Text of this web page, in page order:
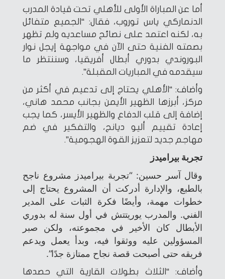
أما عن المباراة الأولى للأهلي تحت قيادة المدرب
الدنماركي ياس توروب، فقال: “الجميع متفائل
به، لكنه اعتمد على نصائح مساعديه ولم تظهر
بصمته الفنية حتى الآن في مواجهة إيجل نوار
البوروندي بدوري أبطال أفريقيا، وسننتظر ما
سيقدمه في المباريات المقبلة”.
وأضاف: “الأهلي يحتاج إلى تدعيم في أكثر من
مركز، أبرزها الظهير الأيمن بجانب محمد هاني،
إضافة إلى قلب الدفاع والظهير الأيسر، كما يجب
إعادة تقييم أليو ديانج، والتفكير في ضم
مهاجم جديد لتعزيز القوة الهجومية”.
تجربة بيراميدز
وقال آسر حسين: “تجربة بيراميدز مشروع ناجح
بالطبع، والإدارة أدركت أن المشروع يحتاج إلى
خطوات مهمة، وأيضًا فكرة الثبات على المدير
الفني. والمدرب يوريتتش في أول سنة له بدوري
الأبطال كان الأخير في مجموعته، ولكن صبر
المسؤولين عليه ووثقوا فيه، وبدأ يعمل ويدعم
فريقه حتى أصبحت قصة نجاح ممتازة جدًا”.
وأضاف: “الثلاث بطولات القارية التي حصدها